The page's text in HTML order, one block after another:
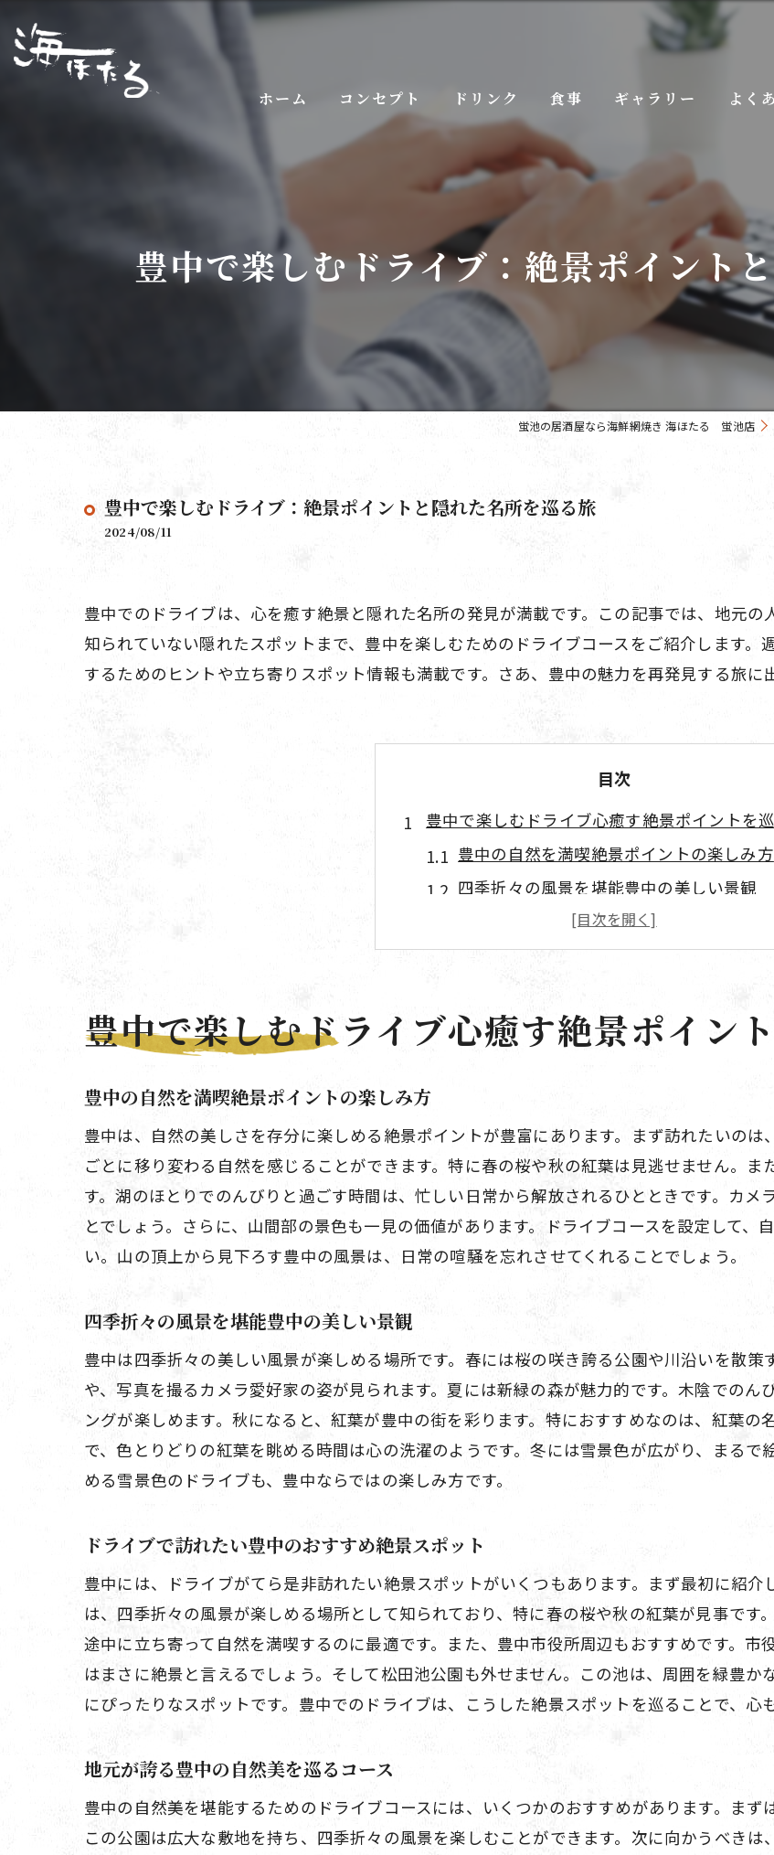
ホーム コンセプト ドリンク 食事 ギャラリー よく
豊中で楽しむドライブ：絶景ポイント
蛍池の居酒屋なら海鮮網焼き 海ほたる 蛍池店
豊中で楽しむドライブ：絶景ポイントと隠れた名所を巡る旅
2024/08/11
豊中でのドライブは、心を癒す絶景と隠れた名所の発見が満載です。この記事では、地元
知られていない隠れたスポットまで、豊中を楽しむためのドライブコースをご紹介します
するためのヒントや立ち寄りスポット情報も満載です。さあ、豊中の魅力を再発見する旅に
目次
豊中で楽しむドライブ心癒す絶景ポイントを
豊中の自然を満喫絶景ポイントの楽しみ方
四季折々の風景を堪能豊中の美しい景観
ドライブで訪れたい豊中のおすすめ絶景ス
地元が誇る豊中の自然美を巡るコース
絶景ポイントでの撮影スポット紹介
心癒すドライブ豊中の景色を楽しむ
歴史と自然が融合豊中の隠れた名所紹介
観光客にまだ知られていない豊中のスポッ
豊中の魅力を再発見隠れた名所巡り
地元ならではの豊中の隠れスポット
豊中で見つける新しい発見と驚き
豊中のドライブコースで楽しむ絶景と名所
ドライブで行くべき豊中の魅力スポット
豊中の自然と歴史を感じるドライブコース
絶景と隠れ名所を織り交ぜた豊中ドライ
ドライブで再発見する豊中の魅力
地元の視点で楽しむ豊中の絶景スポット
絶景を楽しむための豊中ドライブコース
再発見豊中の自然美を巡る旅
観光客に人気豊中の隠れ名所
ドライブで訪れるべき豊中のスポット
豊中で楽しむドライブ心癒す絶景ポイン
豊中の自然を満喫絶景ポイントの楽しみ方
豊中は、自然の美しさを存分に楽しめる絶景ポイントが豊富にあります。まず訪れたいの
ごとに移り変わる自然を感じることができます。特に春の桜や秋の紅葉は見逃せません。
す。湖のほとりでのんびりと過ごす時間は、忙しい日常から解放されるひとときです。カメ
とでしょう。さらに、山間部の景色も一見の価値があります。ドライブコースを設定して、
い。山の頂上から見下ろす豊中の風景は、日常の喧騒を忘れさせてくれることでしょう。
四季折々の風景を堪能豊中の美しい景観
豊中は四季折々の美しい風景が楽しめる場所です。春には桜の咲き誇る公園や川沿いを散
や、写真を撮るカメラ愛好家の姿が見られます。夏には新緑の森が魅力的です。木陰での
ングが楽しめます。秋になると、紅葉が豊中の街を彩ります。特におすすめなのは、紅葉の
で、色とりどりの紅葉を眺める時間は心の洗濯のようです。冬には雪景色が広がり、まる
める雪景色のドライブも、豊中ならではの楽しみ方です。
ドライブで訪れたい豊中のおすすめ絶景スポット
豊中には、ドライブがてら是非訪れたい絶景スポットがいくつもあります。まず最初に紹
は、四季折々の風景が楽しめる場所として知られており、特に春の桜や秋の紅葉が見事です
途中に立ち寄って自然を満喫するのに最適です。また、豊中市役所周辺もおすすめです。
はまさに絶景と言えるでしょう。そして松田池公園も外せません。この池は、周囲を緑豊か
にぴったりなスポットです。豊中でのドライブは、こうした絶景スポットを巡ることで、心
地元が誇る豊中の自然美を巡るコース
豊中の自然美を堪能するためのドライブコースには、いくつかのおすすめがあります。まず
この公園は広大な敷地を持ち、四季折々の風景を楽しむことができます。次に向かうべき